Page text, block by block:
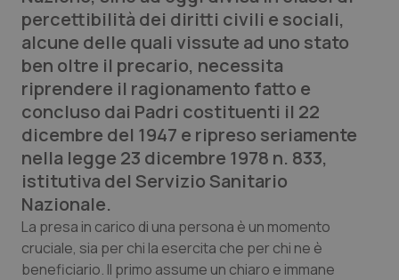
Edizioni Regionali
QS Pro
Professionisti Sanitari.AI
Abruzzo
Basilicata
Calabria
QS Pro Gold
Artrite & artrosi
Asma & BPCO
QS Club
percettibilità dei diritti civili e sociali,
alcune delle quali vissute ad uno stato
ben oltre il precario, necessita
riprendere il ragionamento fatto e
concluso dai Padri costituenti il 22
dicembre del 1947 e ripreso seriamente
nella legge 23 dicembre 1978 n. 833,
istitutiva del Servizio Sanitario
Nazionale.
La presa in carico di una persona è un momento
cruciale, sia per chi la esercita che per chi ne è
beneficiario. Il primo assume un chiaro e immane